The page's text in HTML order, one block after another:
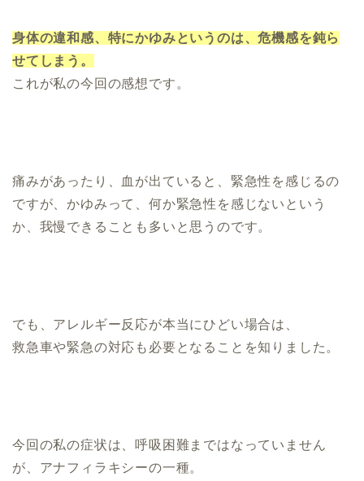
身体の違和感、特にかゆみというのは、危機感を鈍ら
せてしまう。
これが私の今回の感想です。
痛みがあったり、血が出ていると、緊急性を感じるの
ですが、かゆみって、何か緊急性を感じないという
か、我慢できることも多いと思うのです。
でも、アレルギー反応が本当にひどい場合は、
救急車や緊急の対応も必要となることを知りました。
今回の私の症状は、呼吸困難まではなっていません
が、アナフィラキシーの一種。